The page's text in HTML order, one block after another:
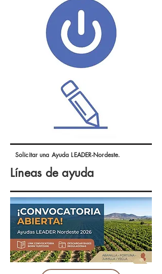
Solicitar una Ayuda LEADER-Nordeste.
Líneas de ayuda